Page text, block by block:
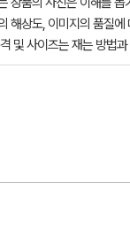
해상도, 이미지의 품질
및 사이즈는 재는 방법